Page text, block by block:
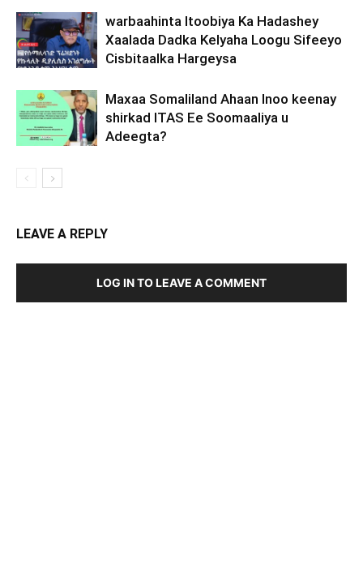
warbaahinta Itoobiya Ka Hadashey
Xaalada Dadka Kelyaha Loogu Sifeeyo
Cisbitaalka Hargeysa
Maxaa Somaliland Ahaan Inoo keenay
shirkad ITAS Ee Soomaaliya u
Adeegta?
LEAVE A REPLY
LOG IN TO LEAVE A COMMENT